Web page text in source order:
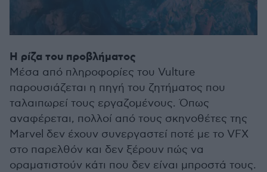
Η ρίζα του προβλήματος
Μέσα από πληροφορίες του Vulture
παρουσιάζεται η πηγή του ζητήματος που
ταλαιπωρεί τους εργαζομένους. Όπως
αναφέρεται, πολλοί από τους σκηνοθέτες της
Marvel δεν έχουν συνεργαστεί ποτέ με το VFX
στο παρελθόν και δεν ξέρουν πώς να
οραματιστούν κάτι που δεν είναι μπροστά τους.